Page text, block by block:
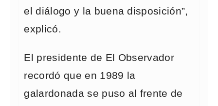
el diálogo y la buena disposición”,
explicó.
El presidente de El Observador
recordó que en 1989 la
galardonada se puso al frente de